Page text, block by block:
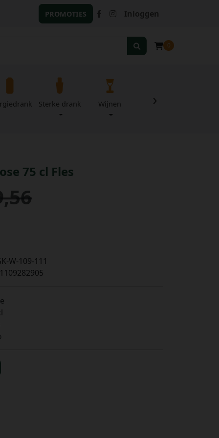
PROMOTIES Inloggen
0
Sterke drank Wijnen Zuivel
›
75 cl Fles
W-109-111